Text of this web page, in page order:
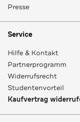
Presse
Service
Hilfe & Kontakt
Partnerprogramm
Widerrufsrecht
Studentenvorteil
Kaufvertrag